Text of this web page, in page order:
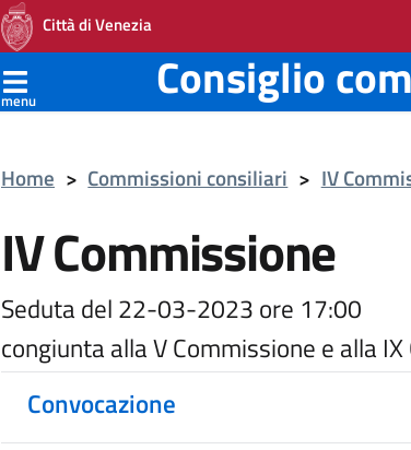
Città di Venezia
menu Consiglio
Home > Commissioni consiliari > IV
IV Commissione
Seduta del 22-03-2023 ore 17:00
congiunta alla V Commissione e alla
Convocazione